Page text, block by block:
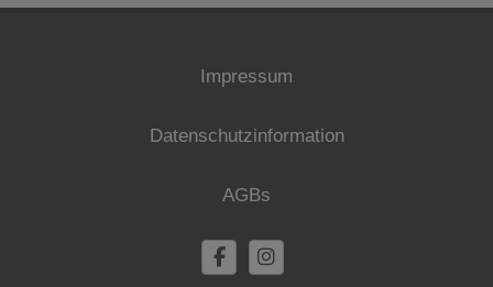
Impressum
Datenschutzinformation
AGBs